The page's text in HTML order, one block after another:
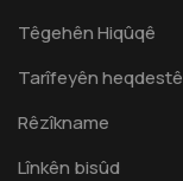
Têgehên Hiqûqê
Tarîfeyên heqdestê
Rêzîkname
Lînkên bisûd